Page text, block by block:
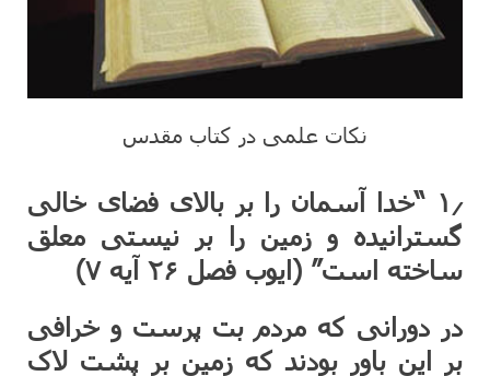
نکات علمی در کتاب مقدس
۱٫ “خدا آسمان را بر بالای فضای خالی
گسترانیده و زمین را بر نیستی معلق
ساخته است” (ایوب فصل ۲۶ آیه ۷)
در دورانی که مردم بت پرست و خرافی
بر این باور بودند که زمین بر پشت لاک